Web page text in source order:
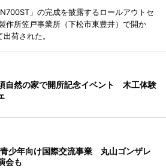
」の完成を披露するロールアウトセ
作所笠戸事業所（下松市東豊井）で開か
荷された。
自然の家で開所記念イベント 木工体験
少年向け国際交流事業 丸山ゴンザレ
会も